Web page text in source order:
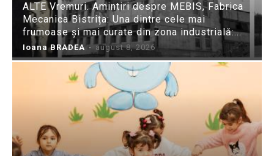
ALTE Vremuri. Amintiri despre MEBIS, Fabrica
Mecanica Bistrița: Una dintre cele mai
frumoase și mai curate din zona industrială:...
Ioana BRADEA - august 8, 2026